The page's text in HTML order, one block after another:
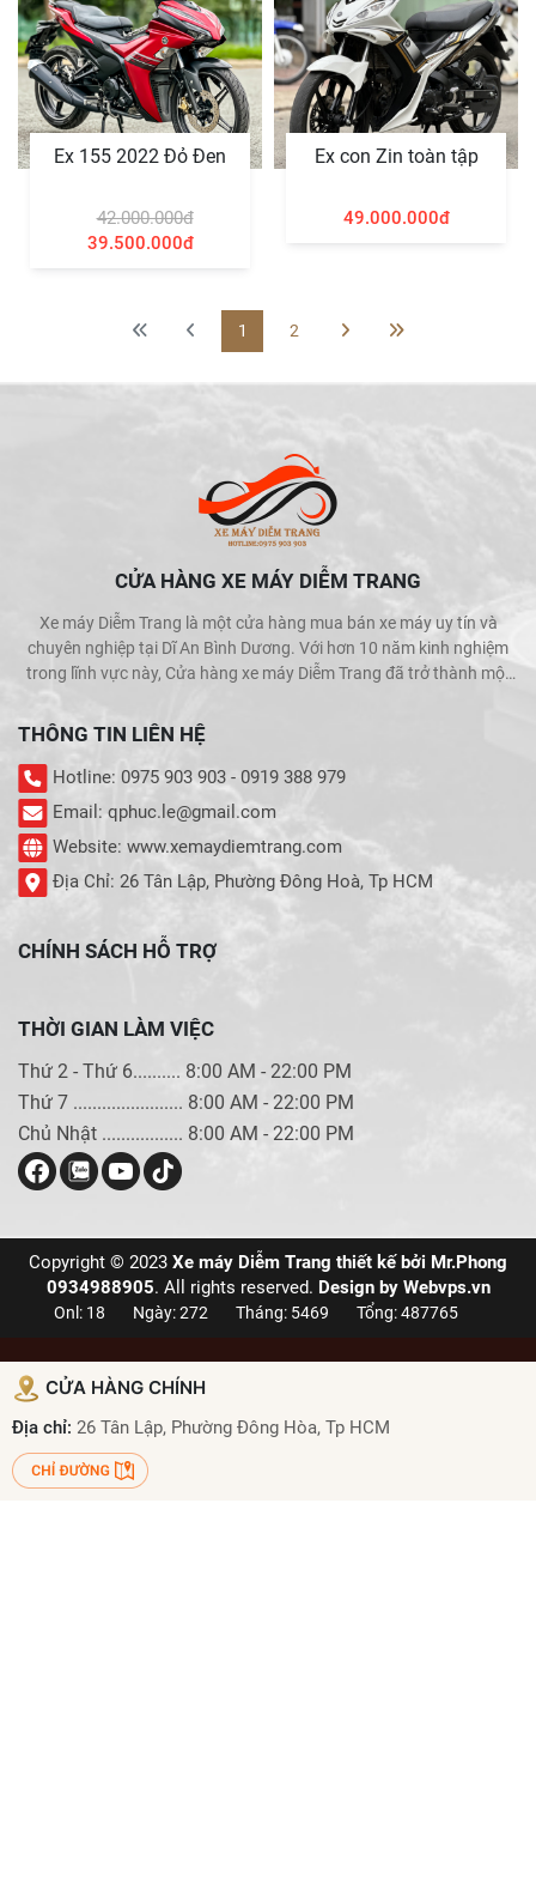
Ex 155 2022 Đỏ Đen
42.000.000đ
39.500.000đ
Ex con Zin toàn tập
49.000.000đ
1 2
CỬA HÀNG XE MÁY DIỄM TRANG
Xe máy Diễm Trang là một cửa hàng mua bán xe máy uy tín và
chuyên nghiệp tại Dĩ An Bình Dương. Với hơn 10 năm kinh nghiệm
trong lĩnh vực này, Cửa hàng xe máy Diễm Trang đã trở thành một
khi muốn mua bán xe máy.
THÔNG TIN LIÊN HỆ
Hotline: 0975 903 903 - 0919 388 979
Email: qphuc.le@gmail.com
Website: www.xemaydiemtrang.com
Địa Chỉ: 26 Tân Lập, Phường Đông Hoà, Tp HCM
CHÍNH SÁCH HỖ TRỢ
THỜI GIAN LÀM VIỆC
Thứ 2 - Thứ 6.......... 8:00 AM - 22:00 PM
Thứ 7 ....................... 8:00 AM - 22:00 PM
Chủ Nhật ................. 8:00 AM - 22:00 PM
Copyright © 2023 Xe máy Diễm Trang thiết kế bởi Mr.Phong
0934988905. All rights reserved. Design by Webvps.vn
Onl: 18 Ngày: 272 Tháng: 5469 Tổng: 487765
CỬA HÀNG CHÍNH
Địa chỉ: 26 Tân Lập, Phường Đông Hòa, Tp HCM